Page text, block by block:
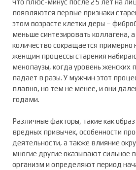
появляются первые признаки
этом возрасте клетки деры –
меньше синтезировать коллагена,
количество сокращается примерно
женщин процессы старения
менопаузы, когда уровень женских
падает в разы. У мужчин этот
плавно, но тем не менее, и они
годами.
Различные факторы, такие как
вредных привычек, особенности
деятельности, а также влияние
многие другие оказывают сильное
организм и определяют период